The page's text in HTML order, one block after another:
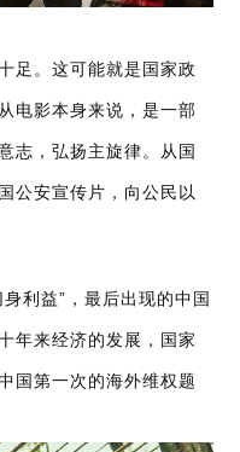
足。这可能就是国家政
电影本身来说，是一部
志，弘扬主旋律。从国
公安宣传片，向公民以
利益”，最后出现的中国
年来经济的发展，国家
国第一次的海外维权题